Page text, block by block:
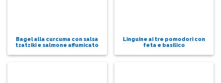
Bagel alla curcuma con salsa
tzatziki e salmone affumicato
Linguine ai tre pomodori con
feta e basilico